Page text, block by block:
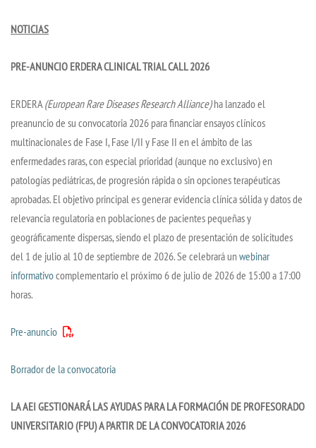
NOTICIAS
PRE-ANUNCIO ERDERA CLINICAL TRIAL CALL 2026
ERDERA(European Rare Diseases Research Alliance)ha lanzado el
preanuncio de su convocatoria 2026 para financiar ensayos clínicos
multinacionales de Fase I, Fase I/II y Fase II en el ámbito de las
enfermedades raras, con especial prioridad (aunque no exclusivo) en
patologías pediátricas, de progresión rápida o sin opciones terapéuticas
aprobadas. El objetivo principal es generar evidencia clínica sólida y datos de
relevancia regulatoria en poblaciones de pacientes pequeñas y
geográficamente dispersas, siendo el plazo de presentación de solicitudes
del 1 de julio al 10 de septiembre de 2026. Se celebrará unwebinar
informativocomplementario el próximo 6 de julio de 2026 de 15:00 a 17:00
horas.
Pre-anuncio
Borrador de la convocatoria
LA AEI GESTIONARÁ LAS AYUDAS PARA LA FORMACIÓN DE PROFESORADO
UNIVERSITARIO (FPU) A PARTIR DE LA CONVOCATORIA 2026